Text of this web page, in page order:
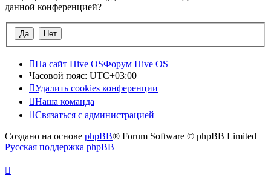
данной конференцией?
На сайт Hive OSФорум Hive OS
Часовой пояс: UTC+03:00
Удалить cookies конференции
Наша команда
Связаться с администрацией
Создано на основе phpBB® Forum Software © phpBB Limited
Русская поддержка phpBB